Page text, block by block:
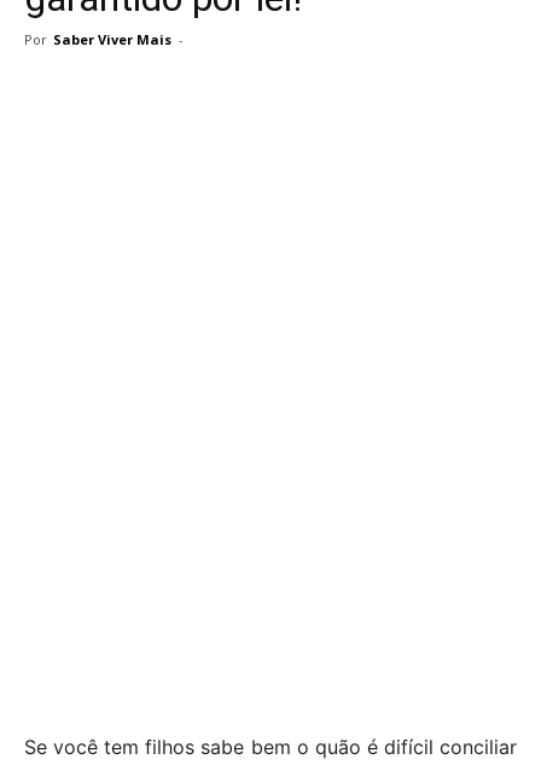
Por Saber Viver Mais -
Se você tem filhos sabe bem o quão é difícil conciliar